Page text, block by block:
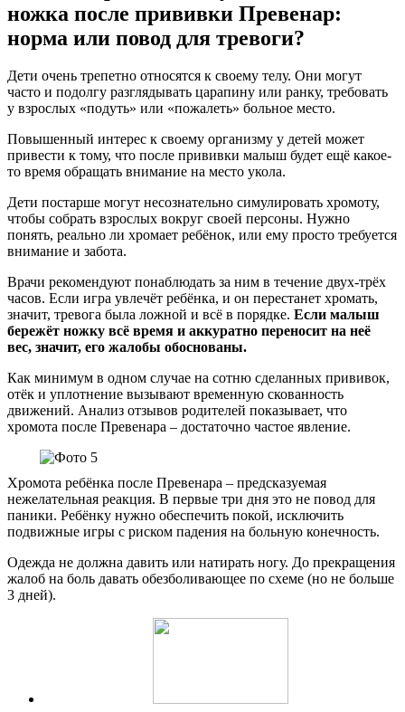
ножка после прививки Превенар:
норма или повод для тревоги?
Дети очень трепетно относятся к своему телу. Они могут
часто и подолгу разглядывать царапину или ранку, требовать
у взрослых «подуть» или «пожалеть» больное место.
Повышенный интерес к своему организму у детей может
привести к тому, что после прививки малыш будет ещё какое-
то время обращать внимание на место укола.
Дети постарше могут несознательно симулировать хромоту,
чтобы собрать взрослых вокруг своей персоны. Нужно
понять, реально ли хромает ребёнок, или ему просто требуется
внимание и забота.
Врачи рекомендуют понаблюдать за ним в течение двух-трёх
часов. Если игра увлечёт ребёнка, и он перестанет хромать,
значит, тревога была ложной и всё в порядке. Если малыш
бережёт ножку всё время и аккуратно переносит на неё
вес, значит, его жалобы обоснованы.
Как минимум в одном случае на сотню сделанных прививок,
отёк и уплотнение вызывают временную скованность
движений. Анализ отзывов родителей показывает, что
хромота после Превенара – достаточно частое явление.
Хромота ребёнка после Превенара – предсказуемая
нежелательная реакция. В первые три дня это не повод для
паники. Ребёнку нужно обеспечить покой, исключить
подвижные игры с риском падения на больную конечность.
Одежда не должна давить или натирать ногу. До прекращения
жалоб на боль давать обезболивающее по схеме (но не больше
3 дней).